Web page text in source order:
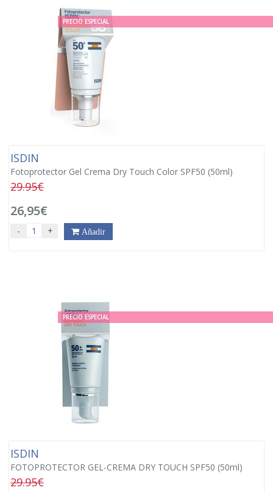
PRECIO ESPECIAL
ISDIN
Fotoprotector Gel Crema Dry Touch Color SPF50 (50ml)
29.95€
26,95€
- + Añadir
PRECIO ESPECIAL
ISDIN
FOTOPROTECTOR GEL-CREMA DRY TOUCH SPF50 (50ml)
29.95€